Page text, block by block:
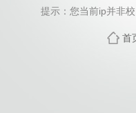
提示：您当前ip并非
首